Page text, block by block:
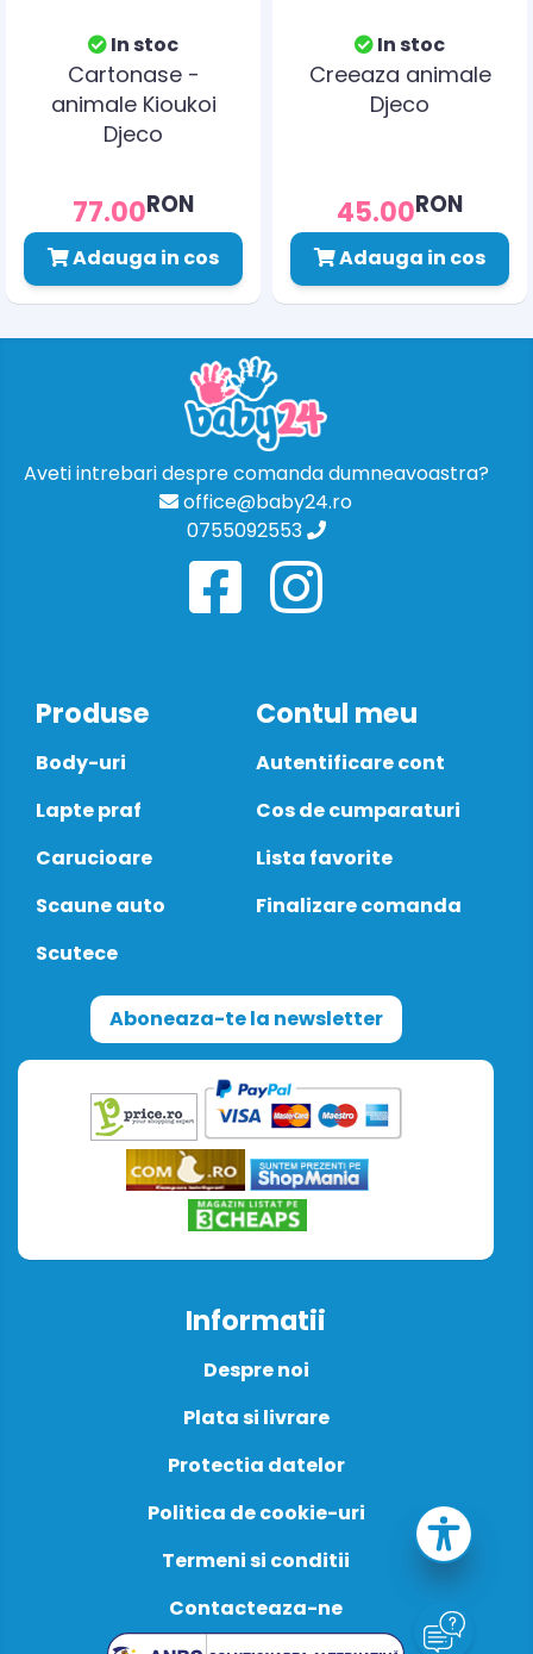
In stoc
Cartonase -
animale Kioukoi
Djeco
77.00RON
Adauga in cos
In stoc
Creeaza animale
Djeco
45.00RON
Adauga in cos
Aveti intrebari despre comanda dumneavoastra?
office@baby24.ro
0755092553
Produse
Body-uri
Lapte praf
Carucioare
Scaune auto
Scutece
Contul meu
Autentificare cont
Cos de cumparaturi
Lista favorite
Finalizare comanda
Aboneaza-te la newsletter
Informatii
Despre noi
Plata si livrare
Protectia datelor
Politica de cookie-uri
Termeni si conditii
Contacteaza-ne